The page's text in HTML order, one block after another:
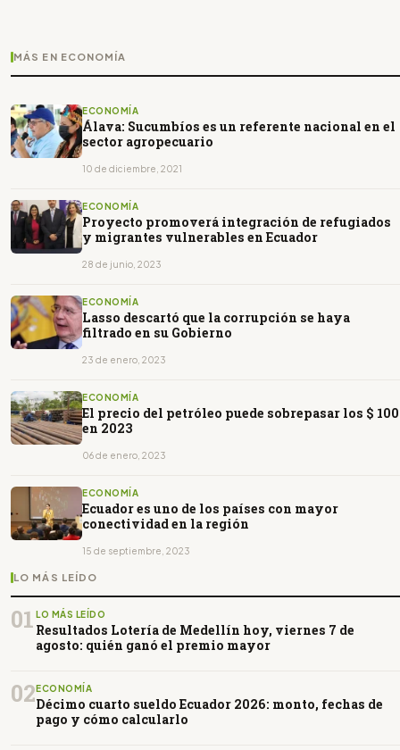
MÁS EN ECONOMÍA
ECONOMÍA
Álava: Sucumbíos es un referente nacional en el
sector agropecuario
10 de diciembre, 2021
ECONOMÍA
Proyecto promoverá integración de refugiados
y migrantes vulnerables en Ecuador
28 de junio, 2023
ECONOMÍA
Lasso descartó que la corrupción se haya
filtrado en su Gobierno
23 de enero, 2023
ECONOMÍA
El precio del petróleo puede sobrepasar los $ 100
en 2023
06 de enero, 2023
ECONOMÍA
Ecuador es uno de los países con mayor
conectividad en la región
15 de septiembre, 2023
LO MÁS LEÍDO
01 LO MÁS LEÍDO
Resultados Lotería de Medellín hoy, viernes 7 de
agosto: quién ganó el premio mayor
02ECONOMÍA
Décimo cuarto sueldo Ecuador 2026: monto, fechas de
pago y cómo calcularlo